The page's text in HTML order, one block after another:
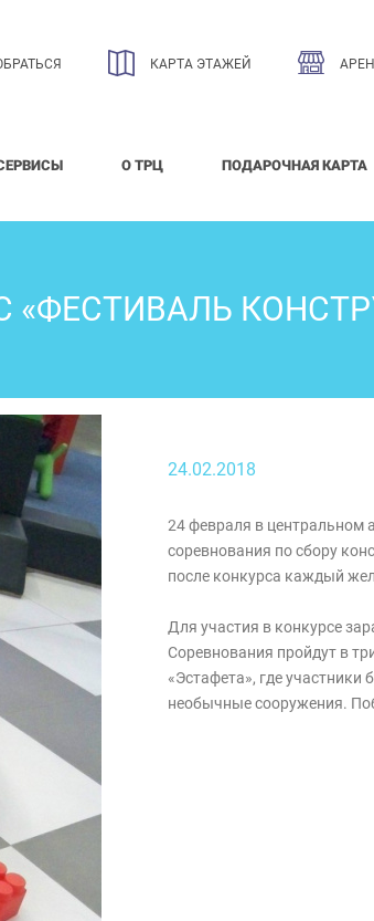
КАРТА ЭТАЖЕЙ
О ТРЦ ПОДАРОЧНАЯ КАРТА
24.02.2018
24 февраля в центральном
соревнования по сбору
после конкурса каждый
Для участия в конкурсе
Соревнования пройдут в
«Эстафета», где
необычные сооружения.